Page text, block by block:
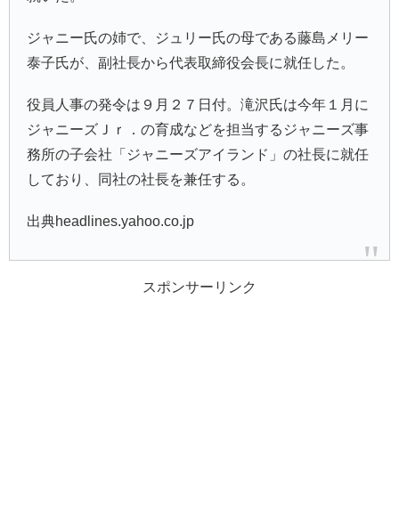
ジャニー氏の姉で、ジュリー氏の母である藤島メリー
泰子氏が、副社長から代表取締役会長に就任した。
役員人事の発令は９月２７日付。滝沢氏は今年１月に
ジャニーズＪｒ．の育成などを担当するジャニーズ事
務所の子会社「ジャニーズアイランド」の社長に就任
しており、同社の社長を兼任する。
出典headlines.yahoo.co.jp
スポンサーリンク